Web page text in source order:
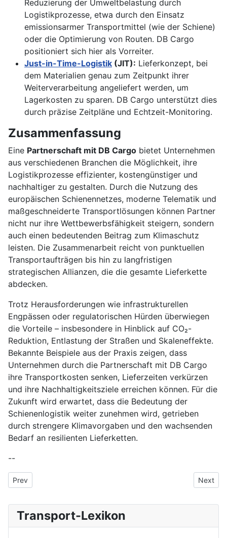
Reduzierung der Umweltbelastung durch
Logistikprozesse, etwa durch den Einsatz
emissionsarmer Transportmittel (wie der Schiene)
oder die Optimierung von Routen. DB Cargo
positioniert sich hier als Vorreiter.
Just-in-Time-Logistik (JIT): Lieferkonzept, bei
dem Materialien genau zum Zeitpunkt ihrer
Weiterverarbeitung angeliefert werden, um
Lagerkosten zu sparen. DB Cargo unterstützt dies
durch präzise Zeitpläne und Echtzeit-Monitoring.
Zusammenfassung
Eine Partnerschaft mit DB Cargo bietet Unternehmen
aus verschiedenen Branchen die Möglichkeit, ihre
Logistikprozesse effizienter, kostengünstiger und
nachhaltiger zu gestalten. Durch die Nutzung des
europäischen Schienennetzes, moderne Telematik und
maßgeschneiderte Transportlösungen können Partner
nicht nur ihre Wettbewerbsfähigkeit steigern, sondern
auch einen bedeutenden Beitrag zum Klimaschutz
leisten. Die Zusammenarbeit reicht von punktuellen
Transportaufträgen bis hin zu langfristigen
strategischen Allianzen, die die gesamte Lieferkette
abdecken.
Trotz Herausforderungen wie infrastrukturellen
Engpässen oder regulatorischen Hürden überwiegen
die Vorteile – insbesondere in Hinblick auf CO₂-
Reduktion, Entlastung der Straßen und Skaleneffekte.
Bekannte Beispiele aus der Praxis zeigen, dass
Unternehmen durch die Partnerschaft mit DB Cargo
ihre Transportkosten senken, Lieferzeiten verkürzen
und ihre Nachhaltigkeitsziele erreichen können. Für die
Zukunft wird erwartet, dass die Bedeutung der
Schienenlogistik weiter zunehmen wird, getrieben
durch strengere Klimavorgaben und den wachsenden
Bedarf an resilienten Lieferketten.
--
Previous article: Platooning
Prev Next
Next
Transport-Lexikon